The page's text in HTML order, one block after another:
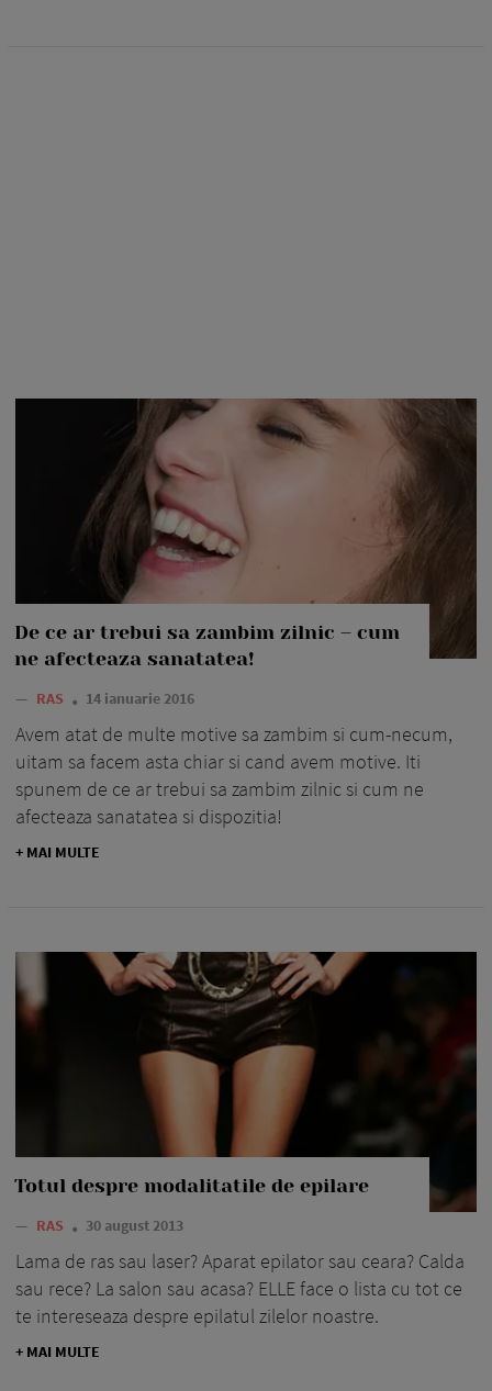
De ce ar trebui sa zambim zilnic – cum
ne afecteaza sanatatea!
— RAS 14 ianuarie 2016
Avem atat de multe motive sa zambim si cum-necum,
uitam sa facem asta chiar si cand avem motive. Iti
spunem de ce ar trebui sa zambim zilnic si cum ne
afecteaza sanatatea si dispozitia!
+ MAI MULTE
Totul despre modalitatile de epilare
— RAS 30 august 2013
Lama de ras sau laser? Aparat epilator sau ceara? Calda
sau rece? La salon sau acasa? ELLE face o lista cu tot ce
te intereseaza despre epilatul zilelor noastre.
+ MAI MULTE